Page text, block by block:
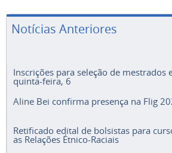
Notícias Anteriores
Inscrições para seleção de
quinta-feira, 6
Aline Bei confirma presença na Flig
Retificado edital de bolsistas para
as Relações Étnico-Raciais